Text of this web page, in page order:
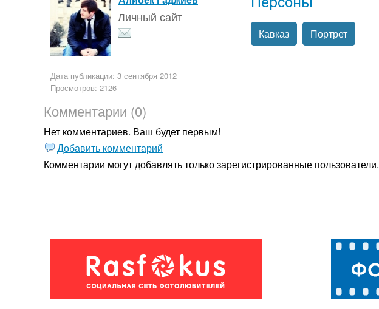
Личный сайт
Кавказ Портрет
Дата публикации: 3 сентября 2012
Просмотров: 2126
Комментарии (0)
Нет комментариев. Ваш будет первым!
Добавить комментарий
Комментарии могут добавлять толькозарегистрированные пользователи.